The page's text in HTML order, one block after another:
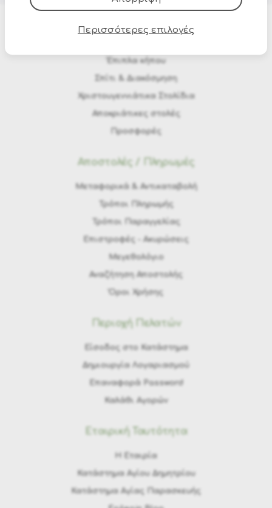
Προϊόντα
Έπιπλα κήπου
Σπίτι & Διακόσμηση
Χριστουγεννιάτικα Στολίδια
Αποκριάτικες στολές
Προσφορές
Αποστολές / Πληρωμές
Μεταφορικά & Αντικαταβολή
Τρόποι Πληρωμής
Τρόποι Παραγγελίας
Eπιστροφές - Ακυρώσεις
Μεγεθολόγιο
Αναζήτηση Αποστολής
Όροι Χρήσης
Περιοχή Πελατών
Είσοδος στο Κατάστημα
Δημιουργία Λογαριασμού
Επαναφορά Password
Καλάθι Αγορών
Εταιρική Ταυτότητα
H Εταιρία
Κατάστημα Αγίου Δημητρίου
Κατάστημα Αγίας Παρασκευής
Περισσότερες επιλογές